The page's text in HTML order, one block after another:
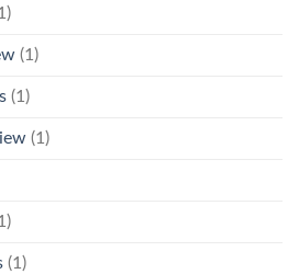
(1)
(1)
(1)
(1)